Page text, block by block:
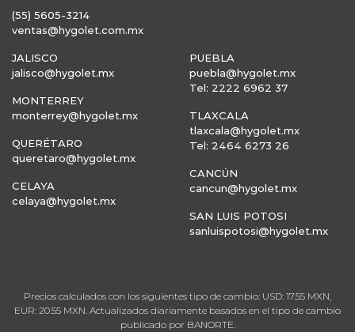
(55) 5605-3214
ventas@hygolet.com.mx
JALISCO
jalisco@hygolet.mx
MONTERREY
monterrey@hygolet.mx
QUERÉTARO
queretaro@hygolet.mx
CELAYA
celaya@hygolet.mx
PUEBLA
puebla@hygolet.mx
Tel: 2222 6962 37
TLAXCALA
tlaxcala@hygolet.mx
Tel: 2464 6273 26
CANCÚN
cancun@hygolet.mx
SAN LUIS POTOSI
sanluispotosi@hygolet.mx
Precios calculados con los siguientes tipo de cambio: USD: 17.55 MXN,
EUR: 20.55 MXN. Actualizados diariamente basados en el tipo de cambio
publicado por BANORTE.